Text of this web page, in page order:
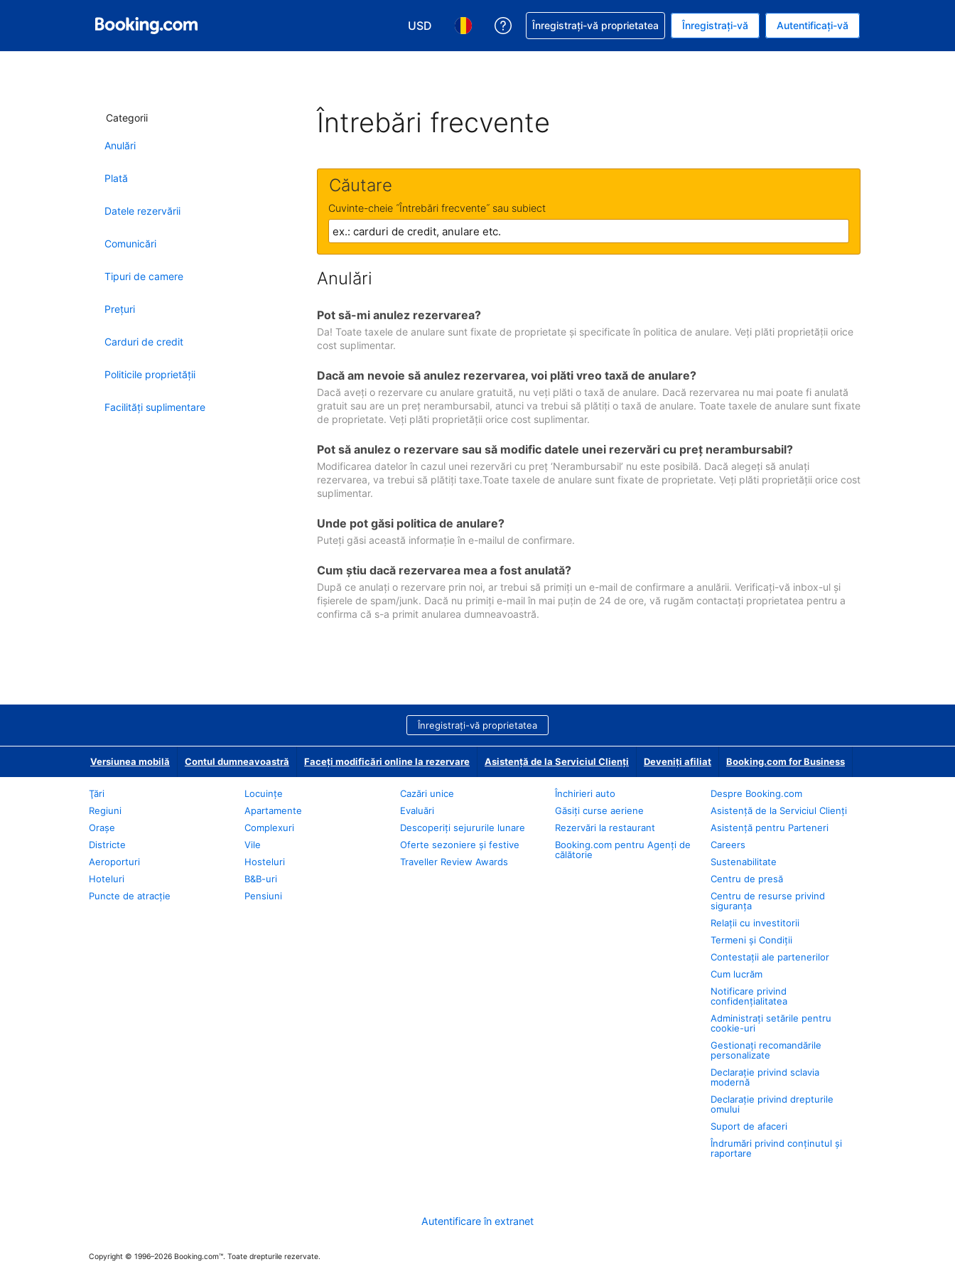
USD
Alegeţi moneda. Moneda actuală este Dolar american
Alegeți limba. Limba actuală este Română
Primiți asistență cu privire la rezervarea dvs.
Înregistrați-vă proprietatea Înregistrați-vă Autentificați-vă
Categorii
Anulări
Plată
Datele rezervării
Comunicări
Tipuri de camere
Preţuri
Carduri de credit
Politicile proprietății
Facilităţi suplimentare
Întrebări frecvente
Căutare
Cuvinte-cheie ˝Întrebări frecvente˝ sau subiect
Anulări
Pot să-mi anulez rezervarea?
Da! Toate taxele de anulare sunt fixate de proprietate și specificate în politica de anulare. Veți plăti proprietății orice
cost suplimentar.
Dacă am nevoie să anulez rezervarea, voi plăti vreo taxă de anulare?
Dacă aveți o rezervare cu anulare gratuită, nu veți plăti o taxă de anulare. Dacă rezervarea nu mai poate fi anulată
gratuit sau are un preț nerambursabil, atunci va trebui să plătiți o taxă de anulare. Toate taxele de anulare sunt fixate
de proprietate. Veți plăti proprietății orice cost suplimentar.
Pot să anulez o rezervare sau să modific datele unei rezervări cu preţ nerambursabil?
Modificarea datelor în cazul unei rezervări cu preț ‘Nerambursabil’ nu este posibilă. Dacă alegeți să anulați
rezervarea, va trebui să plătiți taxe.Toate taxele de anulare sunt fixate de proprietate. Veți plăti proprietății orice cost
suplimentar.
Unde pot găsi politica de anulare?
Puteți găsi această informație în e-mailul de confirmare.
Cum ştiu dacă rezervarea mea a fost anulată?
După ce anulați o rezervare prin noi, ar trebui să primiți un e-mail de confirmare a anulării. Verificați-vă inbox-ul și
fișierele de spam/junk. Dacă nu primiți e-mail în mai puțin de 24 de ore, vă rugăm contactați proprietatea pentru a
confirma că s-a primit anularea dumneavoastră.
Înregistrați-vă proprietatea
Versiunea mobilă Contul dumneavoastră Faceți modificări online la rezervare Asistență de la Serviciul Clienți Deveniţi afiliat Booking.com for Business
Ţări
Regiuni
Oraşe
Districte
Aeroporturi
Hoteluri
Puncte de atracţie
Locuințe
Apartamente
Complexuri
Vile
Hosteluri
B&B-uri
Pensiuni
Cazări unice
Evaluări
Descoperiți sejururile lunare
Oferte sezoniere și festive
Traveller Review Awards
Închirieri auto
Găsiți curse aeriene
Rezervări la restaurant
Booking.com pentru Agenți de
călătorie
Despre Booking.com
Asistență de la Serviciul Clienți
Asistență pentru Parteneri
Careers
Sustenabilitate
Centru de presă
Centru de resurse privind
siguranța
Relații cu investitorii
Termeni și Condiții
Contestații ale partenerilor
Cum lucrăm
Notificare privind
confidențialitatea
Administrați setările pentru
cookie-uri
Gestionați recomandările
personalizate
Declarație privind sclavia
modernă
Declarație privind drepturile
omului
Suport de afaceri
Îndrumări privind conținutul și
raportare
Autentificare în extranet
Copyright © 1996–2026 Booking.com™. Toate drepturile rezervate.